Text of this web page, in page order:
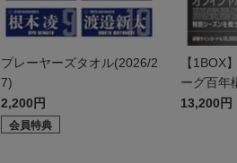
プレーヤーズタオル(2026/2
7)
2,200円
会員特典
【1BOX
ーグ百年
シャルト
13,200円